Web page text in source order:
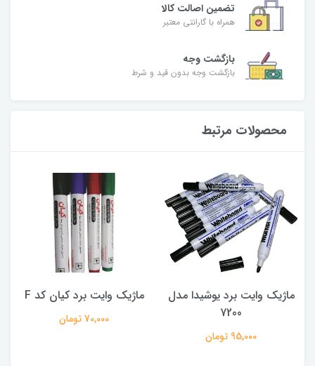
تضمین اصالت کالا
همراه با گارانتی معتبر
بازگشت وجه
بازگشت وجه بدون قید و شرط
محصولات مرتبط
ماژیک وایت برد یوشیدا مدل
7200
95,000 تومان
ماژیک وایت برد کیان کد F
70,000 تومان